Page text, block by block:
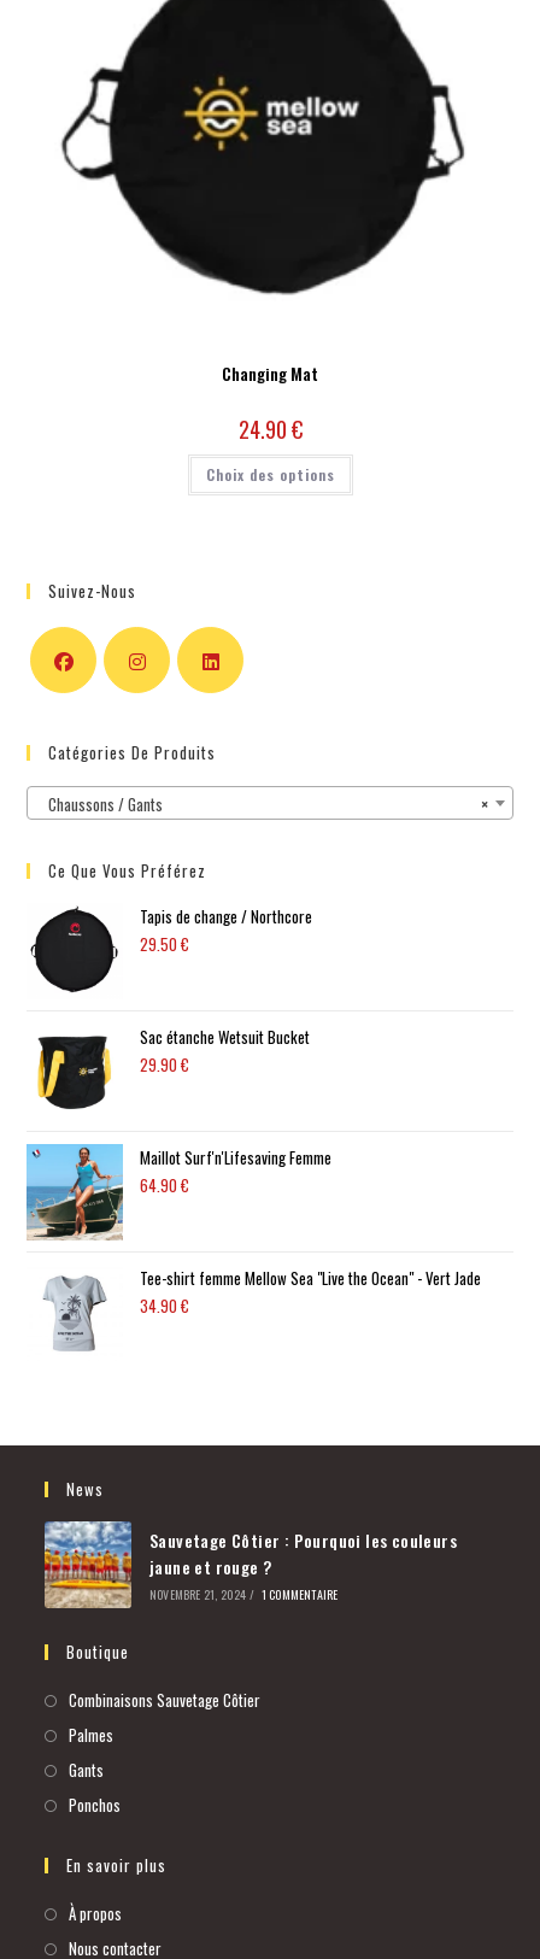
Changing Mat
24.90€
Choix des options
Suivez-Nous
Catégories De Produits
×
Chaussons / Gants
Ce Que Vous Préférez
Tapis de change / Northcore
29.50€
Sac étanche Wetsuit Bucket
29.90€
Maillot Surf'n'Lifesaving Femme
64.90€
Tee-shirt femme Mellow Sea "Live the Ocean" - Vert Jade
34.90€
News
Sauvetage Côtier : Pourquoi les couleurs
jaune et rouge ?
NOVEMBRE 21, 2024 / 1 COMMENTAIRE
Boutique
Combinaisons Sauvetage Côtier
Palmes
Gants
Ponchos
En savoir plus
À propos
Nous contacter